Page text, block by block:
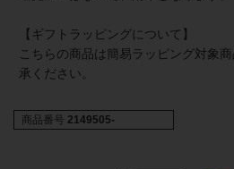
【ギフトラッピングについて】
こちらの商品は簡易ラッピング対象
承ください。
商品番号 2149505-